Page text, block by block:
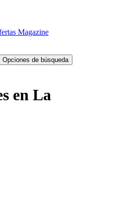
Magazine
Opciones de búsqueda
en La